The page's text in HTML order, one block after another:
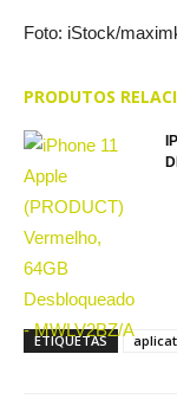
Foto: iStock/
PRODUTOS
ETIQUETAS